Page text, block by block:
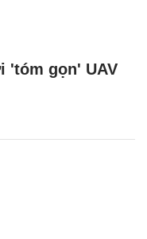
'tóm gọn' UAV